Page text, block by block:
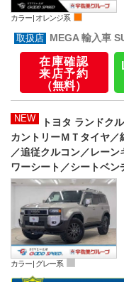
カラー | オレンジ系
MEGA 輸入車
在庫確認
来店予約
（無料）
NEW
トヨタ ランドク
カントリーＭＴタイヤ／
／追従クルコン／レー
ワーシート／シートベ
カラー | グレー系